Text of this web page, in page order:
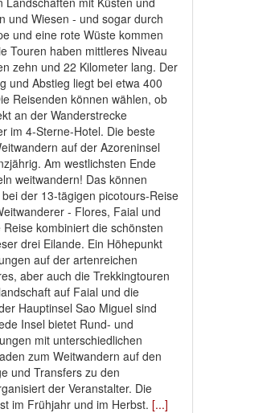
und Wiesen - und sogar durch
und eine rote Wüste kommen
Touren haben mittleres Niveau
zehn und 22 Kilometer lang. Der
und Abstieg liegt bei etwa 400
Reisenden können wählen, ob
an der Wanderstrecke
im 4-Sterne-Hotel. Die beste
auf der Azoreninsel
Am westlichsten Ende
weitwandern! Das können
der 13-tägigen picotours-Reise
- Flores, Faial und
kombiniert die schönsten
drei Eilande. Ein Höhepunkt
auf der artenreichen
aber auch die Trekkingtouren
auf Faial und die
Hauptinsel Sao Miguel sind
Insel bietet Rund- und
mit unterschiedlichen
zum Weitwandern auf den
und Transfers zu den
der Veranstalter. Die
im Frühjahr und im Herbst. [...]